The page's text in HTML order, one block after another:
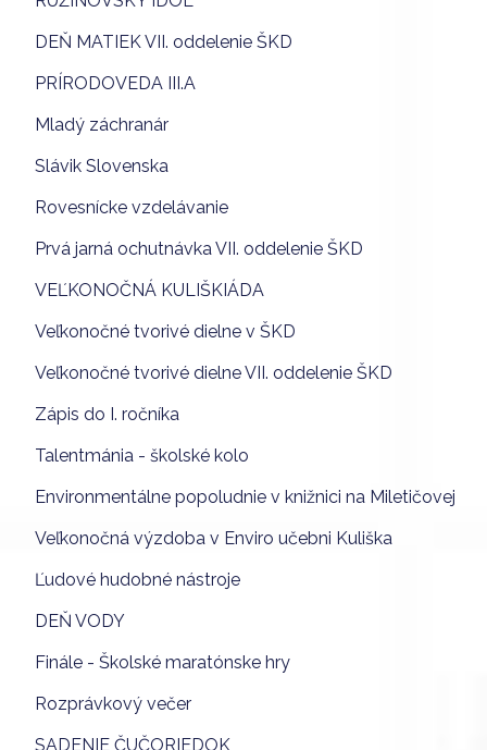
DEŇ MATIEK VII. oddelenie ŠKD
PRÍRODOVEDA III.A
Mladý záchranár
Slávik Slovenska
Rovesnícke vzdelávanie
Prvá jarná ochutnávka VII. oddelenie ŠKD
VEĽKONOČNÁ KULIŠKIÁDA
Veľkonočné tvorivé dielne v ŠKD
Veľkonočné tvorivé dielne VII. oddelenie ŠKD
Zápis do I. ročníka
Talentmánia - školské kolo
Environmentálne popoludnie v knižnici na Miletičovej
Veľkonočná výzdoba v Enviro učebni Kuliška
Ľudové hudobné nástroje
DEŇ VODY
Finále - Školské maratónske hry
Rozprávkový večer
SADENIE ČUČORIEDOK